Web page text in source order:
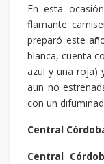
En esta
flamante
preparó este
blanca, cuenta
azul y una roja)
aun no
con un
Central
Central